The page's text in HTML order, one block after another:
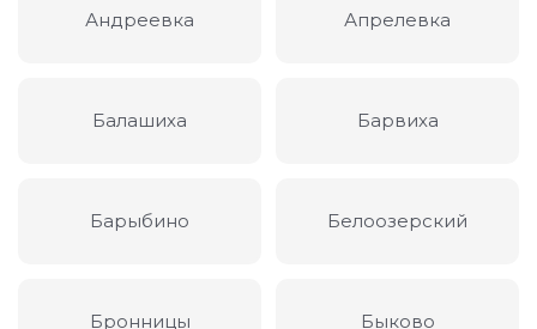
Андреевка Апрелевка
Балашиха Барвиха
Барыбино Белоозерский
Бронницы Быково